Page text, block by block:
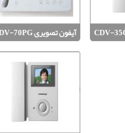
آیفون تصویری CDV-70PG